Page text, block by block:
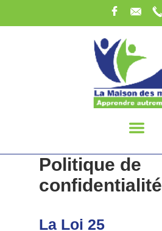
Politique de
confidentialité
La Loi 25